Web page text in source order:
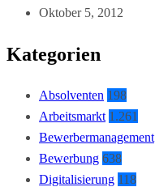
Oktober 5, 2012
Kategorien
Absolventen 198
Arbeitsmarkt 1.261
Bewerbermanagement
Bewerbung 638
Digitalisierung 118